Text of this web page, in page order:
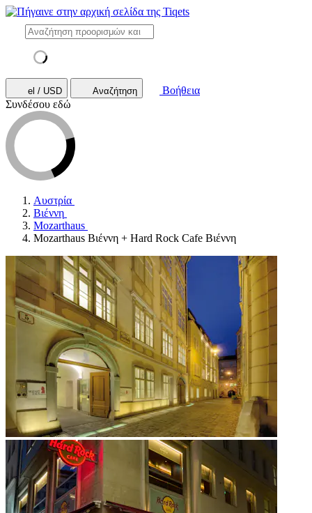
el / USD Αναζήτηση
Βοήθεια
Συνδέσου εδώ
Αυστρία
Βιέννη
Mozarthaus
Mozarthaus Βιέννη + Hard Rock Cafe Βιέννη